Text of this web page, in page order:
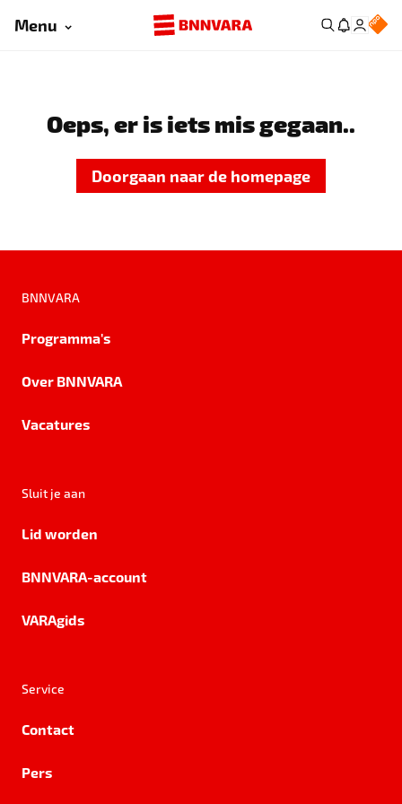
Menu
Oeps, er is iets mis gegaan..
Doorgaan naar de homepage
BNNVARA
Programma's
Over BNNVARA
Vacatures
Sluit je aan
Lid worden
BNNVARA-account
VARAgids
Service
Contact
Pers